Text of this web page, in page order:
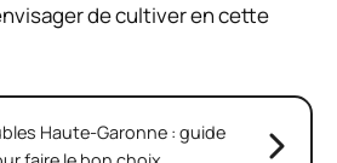
de cultiver en cette
Haute-Garonne : guide